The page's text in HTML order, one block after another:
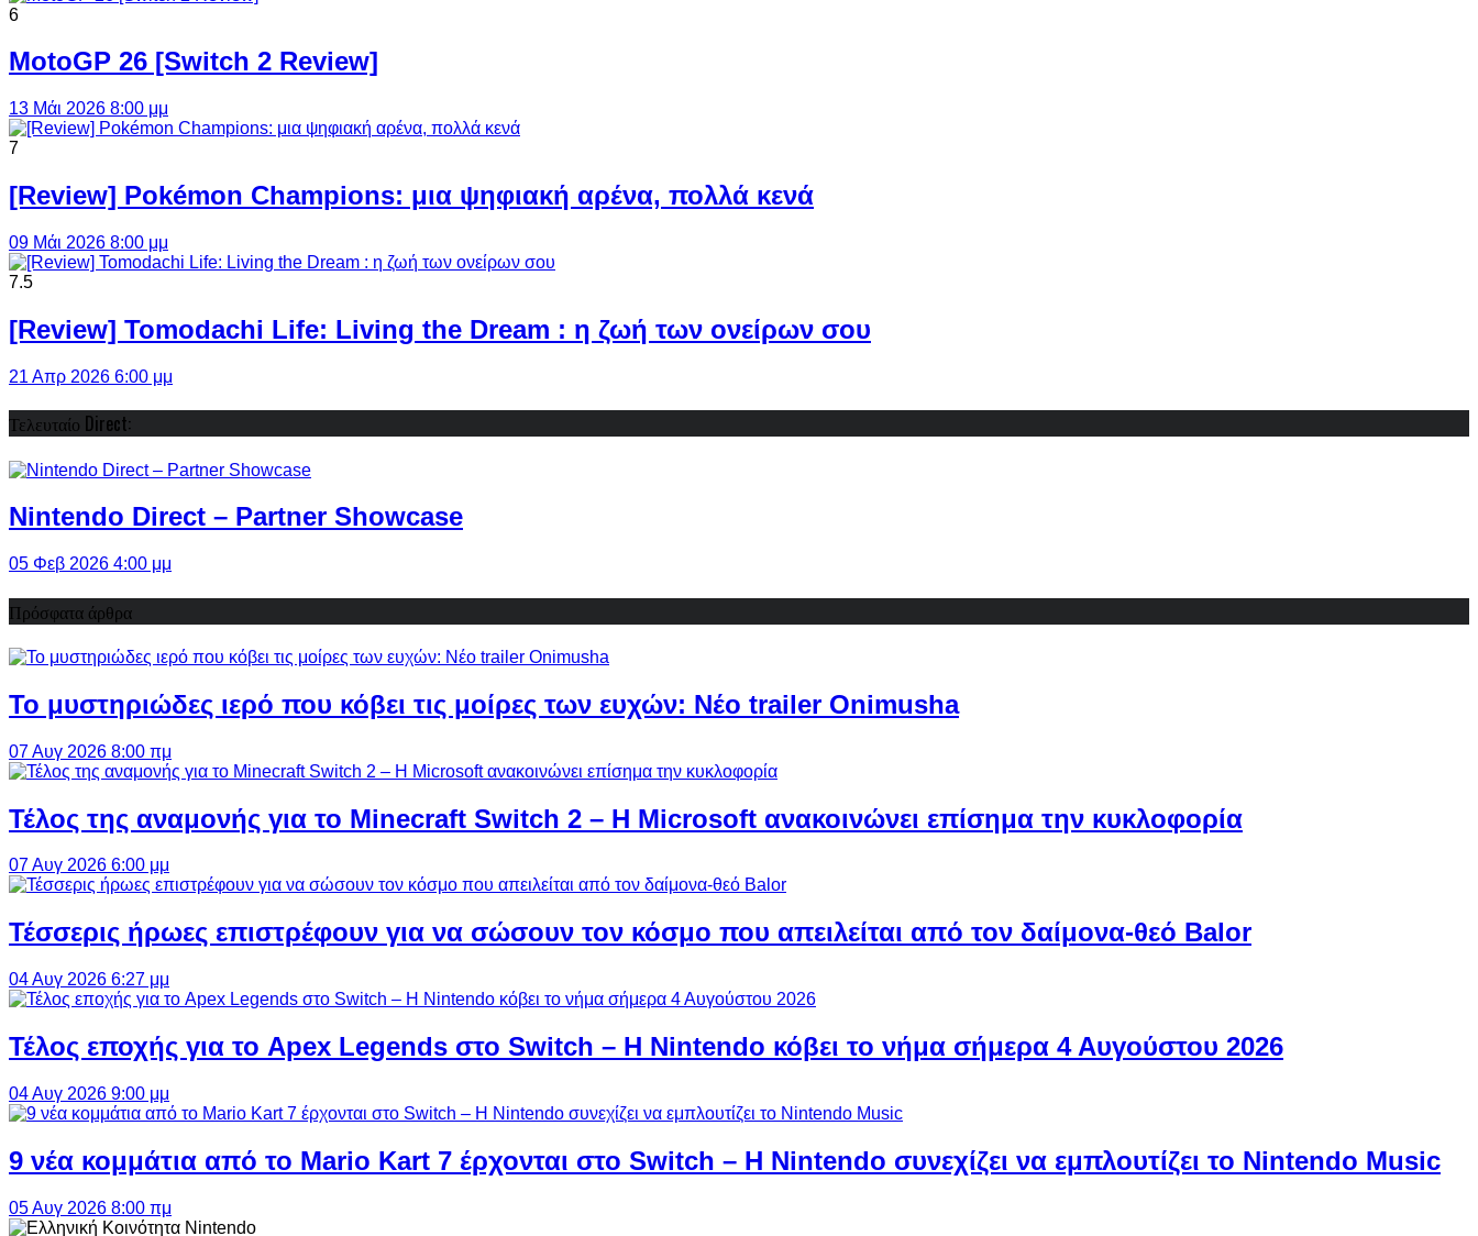
6
MotoGP 26 [Switch 2 Review]
13 Μάι 2026 8:00 μμ
7
[Review] Pokémon Champions: μια ψηφιακή αρένα, πολλά κενά
09 Μάι 2026 8:00 μμ
7.5
[Review] Tomodachi Life: Living the Dream : η ζωή των ονείρων σου
21 Απρ 2026 6:00 μμ
Τελευταίο Direct:
Nintendo Direct – Partner Showcase
05 Φεβ 2026 4:00 μμ
Πρόσφατα άρθρα
Το μυστηριώδες ιερό που κόβει τις μοίρες των ευχών: Νέο trailer Onimusha
07 Αυγ 2026 8:00 πμ
Τέλος της αναμονής για το Minecraft Switch 2 – Η Microsoft ανακοινώνει επίσημα την κυκλοφορία
07 Αυγ 2026 6:00 μμ
Τέσσερις ήρωες επιστρέφουν για να σώσουν τον κόσμο που απειλείται από τον δαίμονα-θεό Balor
04 Αυγ 2026 6:27 μμ
Τέλος εποχής για το Apex Legends στο Switch – Η Nintendo κόβει το νήμα σήμερα 4 Αυγούστου 2026
04 Αυγ 2026 9:00 μμ
9 νέα κομμάτια από το Mario Kart 7 έρχονται στο Switch – Η Nintendo συνεχίζει να εμπλουτίζει το Nintendo Music
05 Αυγ 2026 8:00 πμ